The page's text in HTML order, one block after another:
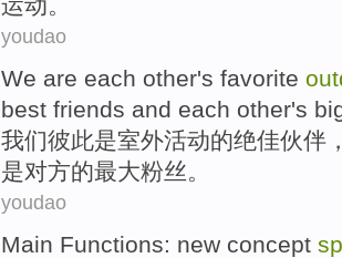
youdao
We are each other's favorite
best friends and each other's
我们彼此是室外活动的绝佳伙伴
是对方的最大粉丝。
youdao
Main Functions: new concept